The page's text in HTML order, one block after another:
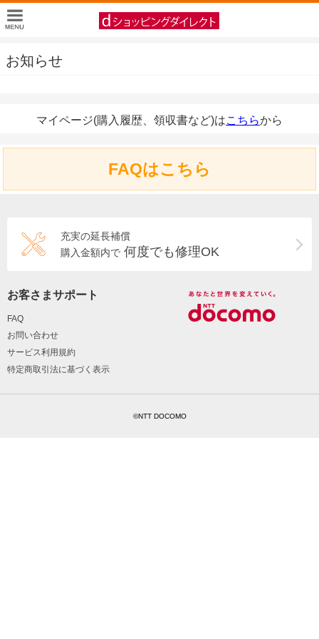
お知らせ
マイページ(購入履歴、領収書など)はこちらから
FAQはこちら
充実の延長補償
購入金額内で 何度でも修理OK
お客さまサポート
FAQ
お問い合わせ
サービス利用規約
特定商取引法に基づく表示
©NTT DOCOMO